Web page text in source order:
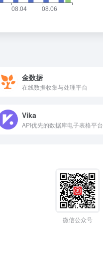
金数据
在线数据收集与处理平台
Vika
API优先的数据库电子表格平台
微信公众号